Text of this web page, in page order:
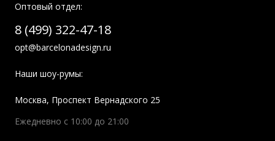
Оптовый отдел:
8 (499) 322-47-18
opt@barcelonadesign.ru
Наши шоу-румы:
Москва, Проспект Вернадского 25
Ежедневно с 10:00 до 21:00